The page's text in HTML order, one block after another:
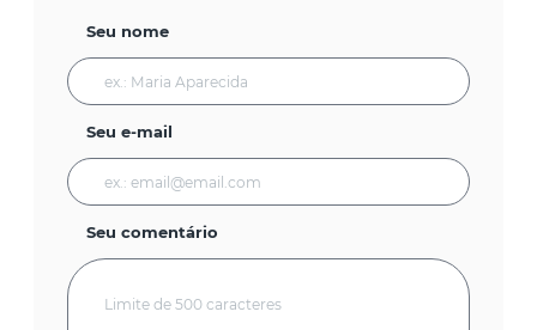
Seu nome
Seu e-mail
Seu comentário